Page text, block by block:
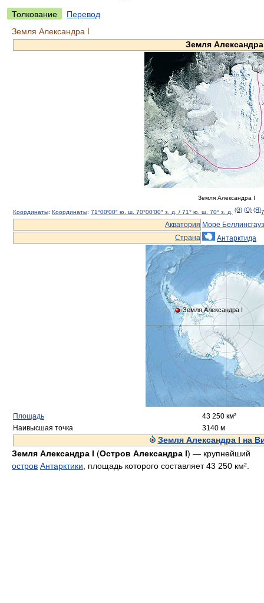
Толкование
Перевод
Земля Александра I
Земля
Земля Александра I
Координаты: Координаты: 71°00′00″ ю. ш. 70°00′00″ з. д. / 71° ю. ш. 70° з. д. (G) (O) (Я)
Акватория Море
Страна
Антарктида
Земля Александра I
Площадь
43 250 км²
Наивысшая точка
3140 м
Земля Александра I на
Земля Александра I (Остров Александра I) — крупнейший
остров Антарктики , площадь которого составляет 43 250 км².